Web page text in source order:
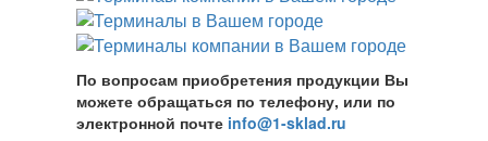
По вопросам приобретения продукции Вы
можете обращаться по телефону, или по
электронной почте info@1-sklad.ru